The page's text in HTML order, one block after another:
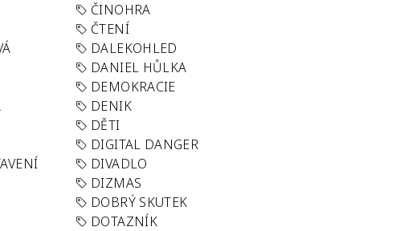
ČINOHRA
ČTENÍ
DALEKOHLED
DANIEL HŮLKA
DEMOKRACIE
DENIK
DĚTI
DIGITAL DANGER
DIVADLO
DIZMAS
DOBRÝ SKUTEK
DOTAZNÍK